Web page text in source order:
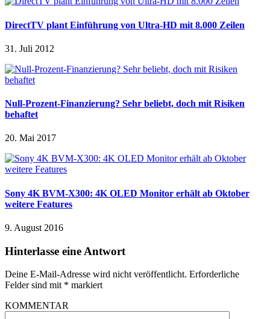
DirectTV plant Einführung von Ultra-HD mit 8.000 Zeilen
31. Juli 2012
Null-Prozent-Finanzierung? Sehr beliebt, doch mit Risiken
behaftet
20. Mai 2017
Sony 4K BVM-X300: 4K OLED Monitor erhält ab Oktober
weitere Features
9. August 2016
Hinterlasse eine Antwort
Deine E-Mail-Adresse wird nicht veröffentlicht. Erforderliche
Felder sind mit * markiert
KOMMENTAR